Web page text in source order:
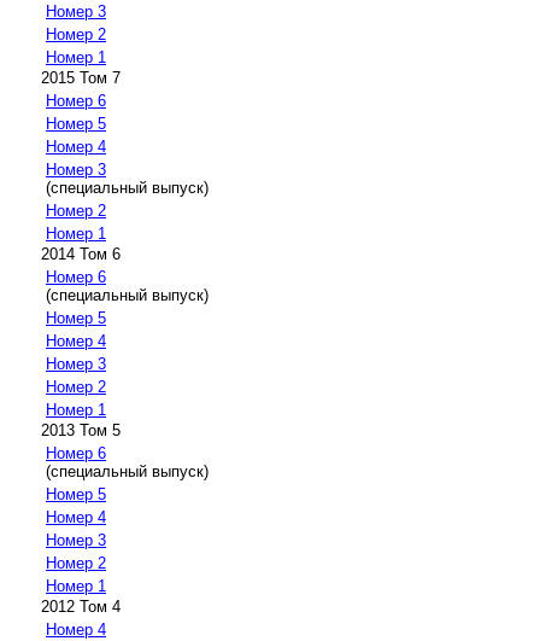
Номер 3
Номер 2
Номер 1
2015 Том 7
Номер 6
Номер 5
Номер 4
Номер 3
(специальный выпуск)
Номер 2
Номер 1
2014 Том 6
Номер 6
(специальный выпуск)
Номер 5
Номер 4
Номер 3
Номер 2
Номер 1
2013 Том 5
Номер 6
(специальный выпуск)
Номер 5
Номер 4
Номер 3
Номер 2
Номер 1
2012 Том 4
Номер 4